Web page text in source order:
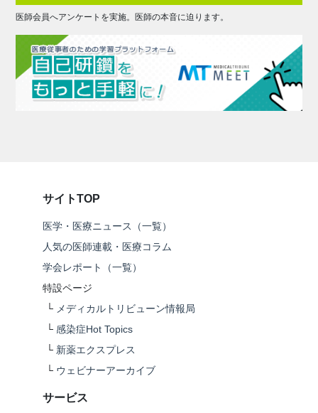
医師会員へアンケートを実施。医師の本音に迫ります。
サイトTOP
医学・医療ニュース（一覧）
人気の医師連載・医療コラム
学会レポート（一覧）
特設ページ
└ メディカルトリビューン情報局
└ 感染症Hot Topics
└ 新薬エクスプレス
└ ウェビナーアーカイブ
サービス